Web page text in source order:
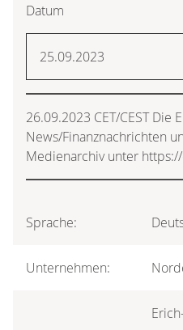
Datum
25.09.2023
26.09.2023 CET/CEST
News/Finanznachrichten
Medienarchiv unter
Sprache:
Unternehmen: